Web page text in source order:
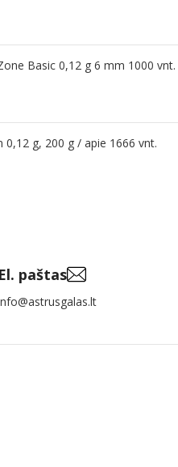
Basic 0,12 g 6 mm 1000 vnt.
0,12 g, 200 g / apie 1666 vnt.
El. paštas